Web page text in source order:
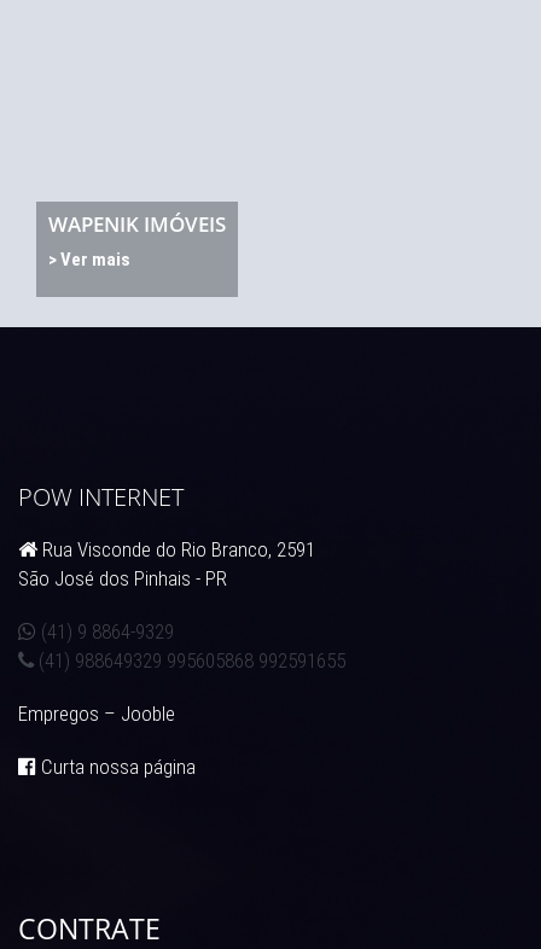
WAPENIK IMÓVEIS
> Ver mais
POW INTERNET
Rua Visconde do Rio Branco, 2591
São José dos Pinhais - PR
(41) 9 8864-9329
(41) 988649329 995605868 992591655
Empregos – Jooble
Curta nossa página
CONTRATE